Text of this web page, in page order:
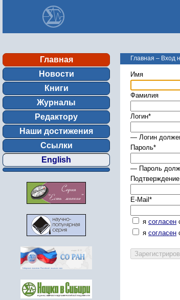
Главная
Новости
Книги
Журналы
Редактору
Наши достижения
Ссылки
English
Главная – Вход
Имя
Фамилия
Логин*
— Логин
Пароль*
— Пароль
E-Mail *
я согласен
я согласен